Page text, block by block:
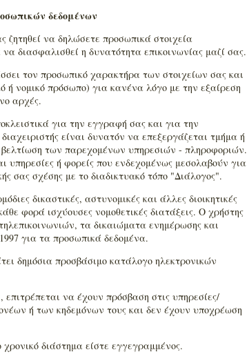
δεδομένων
να δηλώσετε προσωπικά στοιχεία
διασφαλισθεί η δυνατότητα επικοινωνίας μαζί σας.
τον προσωπικό χαρακτήρα των στοιχείων σας και
ή νομικό πρόσωπο) για κανένα λόγο με την εξαίρεση
αρχές.
για την εγγραφή σας και για την
είναι δυνατόν να επεξεργάζεται τμήμα ή
βελτίωση των παρεχομένων υπηρεσιών - πληροφοριών.
ή φορείς που ενδεχομένως μεσολαβούν για
σας σχέσης με το διαδικτυακό τόπο "Διάλογος".
δικαστικές, αστυνομικές και άλλες διοικητικές
φορά ισχύουσες νομοθετικές διατάξεις. Ο χρήστης
τα δικαιώματα ενημέρωσης και
για τα προσωπικά δεδομένα.
δημόσια προσβάσιμο κατάλογο ηλεκτρονικών
επιτρέπεται να έχουν πρόσβαση στις υπηρεσίες/
ή των κηδεμόνων τους και δεν έχουν υποχρέωση
διάστημα είστε εγγεγραμμένος.